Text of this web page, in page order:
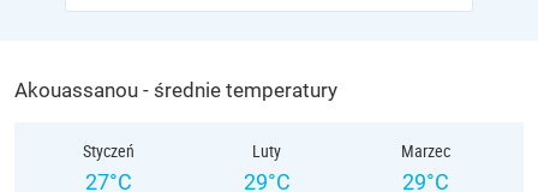
Akouassanou - średnie temperatury
Styczeń
27°C
Luty
29°C
Marzec
29°C